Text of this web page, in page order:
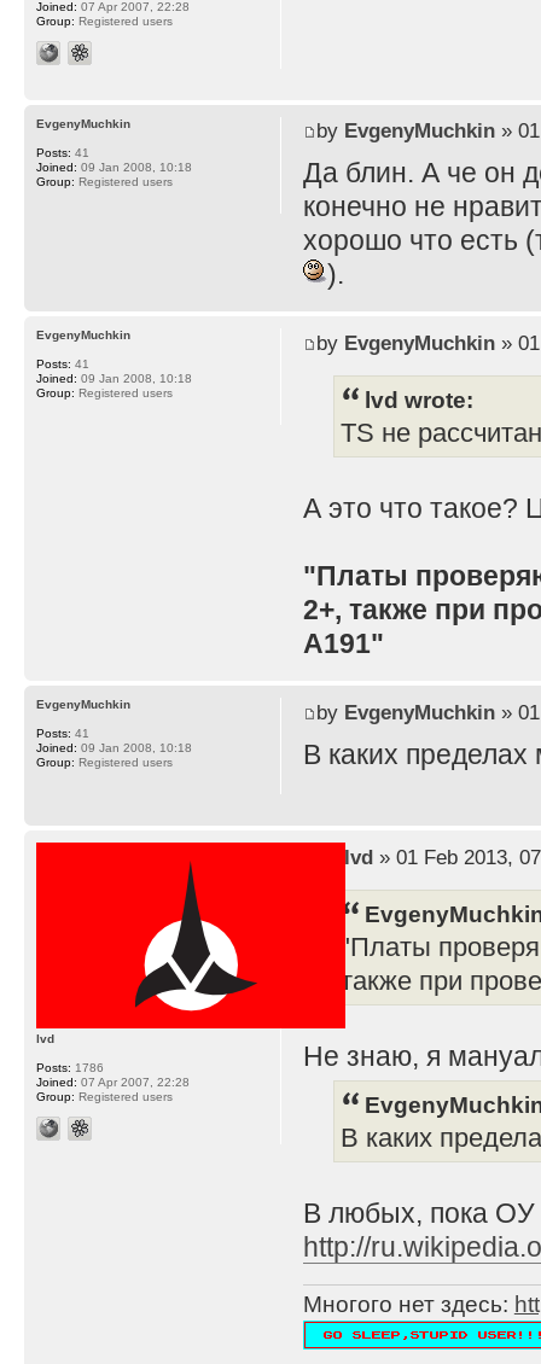
Joined: 07 Apr 2007, 22:28
Group: Registered users
by EvgenyMuchkin» 01
Да блин. А че он
конечно не
хорошо что есть
).
EvgenyMuchkin
Posts: 41
Joined: 09 Jan 2008, 10:18
Group: Registered users
by EvgenyMuchkin» 01
lvd wrote:
TS не
А это что такое?
"Платы
2+, также при
A191"
EvgenyMuchkin
Posts: 41
Joined: 09 Jan 2008, 10:18
Group: Registered users
by EvgenyMuchkin» 01
В каких
EvgenyMuchkin
Posts: 41
Joined: 09 Jan 2008, 10:18
Group: Registered users
lvd» 01 Feb 2013,
"Платы
также при
Не знаю, я
В каких
В любых, пока ОУ
http://
Многого нет здесь:
lvd
Posts: 1786
Joined: 07 Apr 2007, 22:28
Group: Registered users